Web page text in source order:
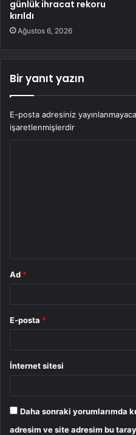
günlük ihracat rekoru
kırıldı
Ağustos 6, 2026
Bir yanıt yazın
E-posta adresiniz
işaretlenmişlerdir
Ad *
E-posta *
İnternet sitesi
Daha sonraki yorumlarımda
adresim ve site adresim bu